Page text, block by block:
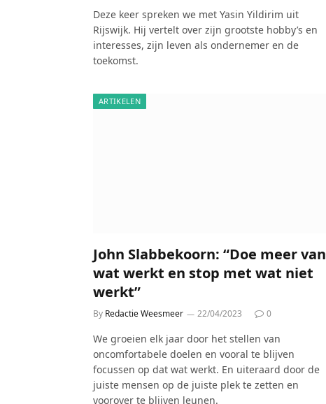
Deze keer spreken we met Yasin Yildirim uit
Rijswijk. Hij vertelt over zijn grootste hobby’s en
interesses, zijn leven als ondernemer en de
toekomst.
ARTIKELEN
John Slabbekoorn: “Doe meer van
wat werkt en stop met wat niet
werkt”
By Redactie Weesmeer 22/04/2023 0
We groeien elk jaar door het stellen van
oncomfortabele doelen en vooral te blijven
focussen op dat wat werkt. En uiteraard door de
juiste mensen op de juiste plek te zetten en
voorover te blijven leunen.